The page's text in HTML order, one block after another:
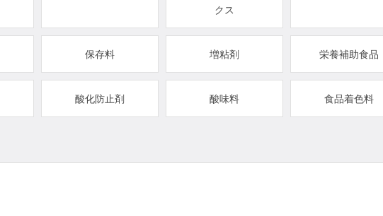
クス
保存料 増粘剤 栄養補助食品
酸化防止剤 酸味料 食品着色料